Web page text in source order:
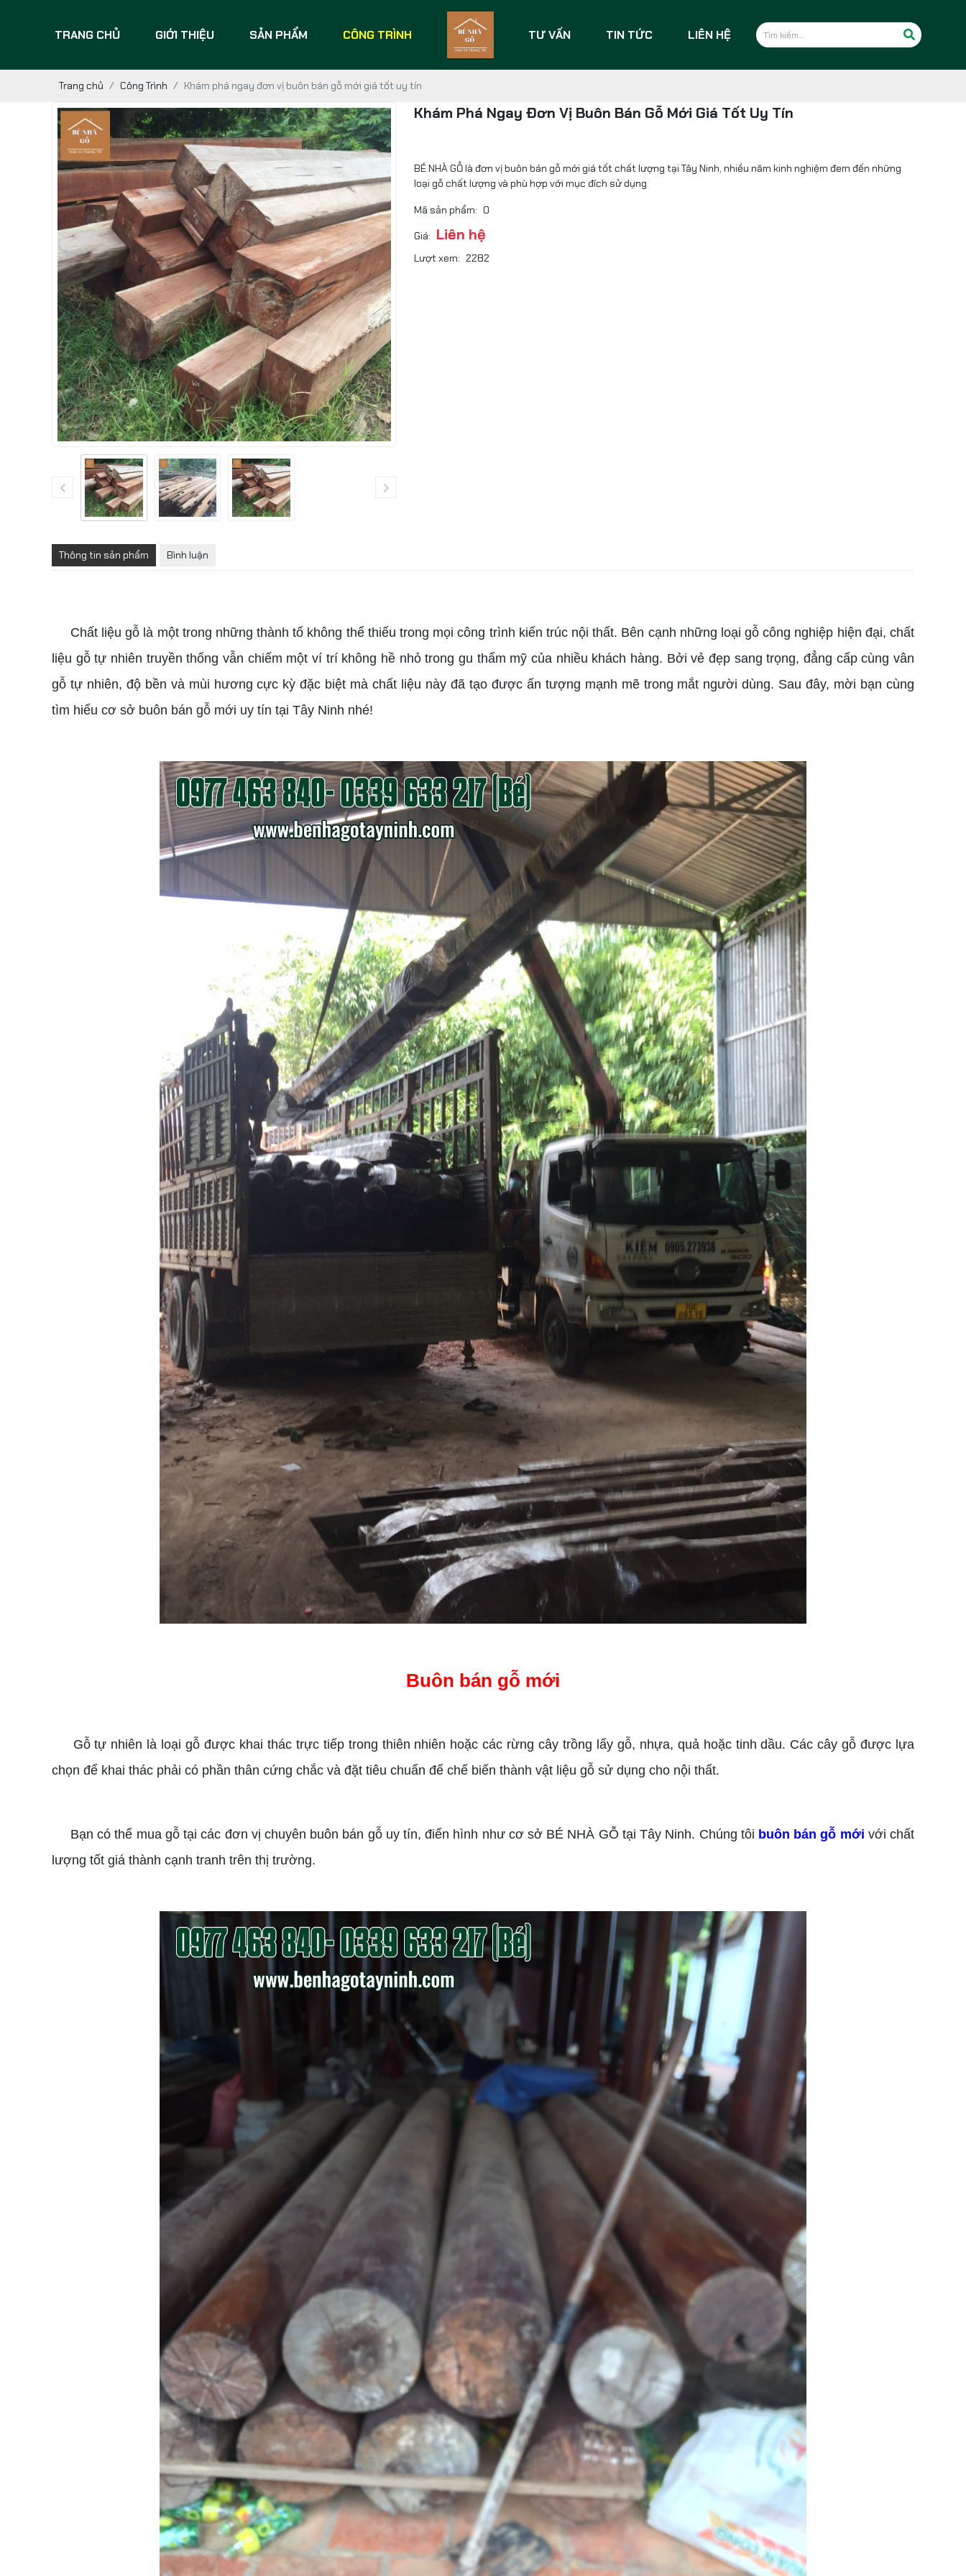
TRANG CHỦ GIỚI THIỆU SẢN PHẨM CÔNG TRÌNH TƯ VẤN TIN TỨC LIÊN HỆ
Trang chủ Công Trình Khám phá ngay đơn vị buôn bán gỗ mới giá tốt uy tín
Khám Phá Ngay Đơn Vị Buôn Bán Gỗ Mới Giá Tốt Uy Tín
BÉ NHÀ GỖ là đơn vị buôn bán gỗ mới giá tốt chất lượng tại Tây Ninh, nhiều năm kinh nghiệm đem đến những
loại gỗ chất lượng và phù hợp với mục đích sử dụng
Mã sản phẩm: 0
Giá: Liên hệ
Lượt xem: 2282
Thông tin sản phẩm Bình luận
Chất liệu gỗ là một trong những thành tố không thể thiếu trong mọi công trình kiến trúc nội thất. Bên cạnh những loại gỗ công nghiệp hiện đại, chất
liệu gỗ tự nhiên truyền thống vẫn chiếm một ví trí không hề nhỏ trong gu thẩm mỹ của nhiều khách hàng. Bởi vẻ đẹp sang trọng, đẳng cấp cùng vân
gỗ tự nhiên, độ bền và mùi hương cực kỳ đặc biệt mà chất liệu này đã tạo được ấn tượng mạnh mẽ trong mắt người dùng. Sau đây, mời bạn cùng
tìm hiểu cơ sở buôn bán gỗ mới uy tín tại Tây Ninh nhé!
Buôn bán gỗ mới
Gỗ tự nhiên là loại gỗ được khai thác trực tiếp trong thiên nhiên hoặc các rừng cây trồng lấy gỗ, nhựa, quả hoặc tinh dầu. Các cây gỗ được lựa
chọn để khai thác phải có phần thân cứng chắc và đặt tiêu chuẩn để chế biến thành vật liệu gỗ sử dụng cho nội thất.
Bạn có thể mua gỗ tại các đơn vị chuyên buôn bán gỗ uy tín, điển hình như cơ sở BÉ NHÀ GỖ tại Tây Ninh. Chúng tôi buôn bán gỗ mới với chất
lượng tốt giá thành cạnh tranh trên thị trường.